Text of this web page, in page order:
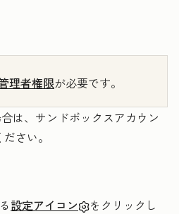
理者権限が必要です。
は、サンドボックスアカウン
さい。
設定アイコン
をクリックし